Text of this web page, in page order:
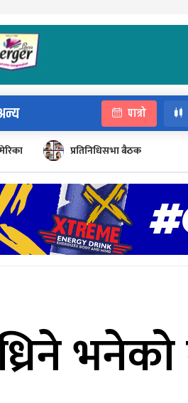
पात्रो
प्रतिनिधिसभा बैठक